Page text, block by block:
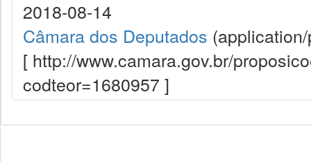
2018-08-14
Câmara dos Deputados
[ http://www.camara.gov.br/
codteor=1680957 ]